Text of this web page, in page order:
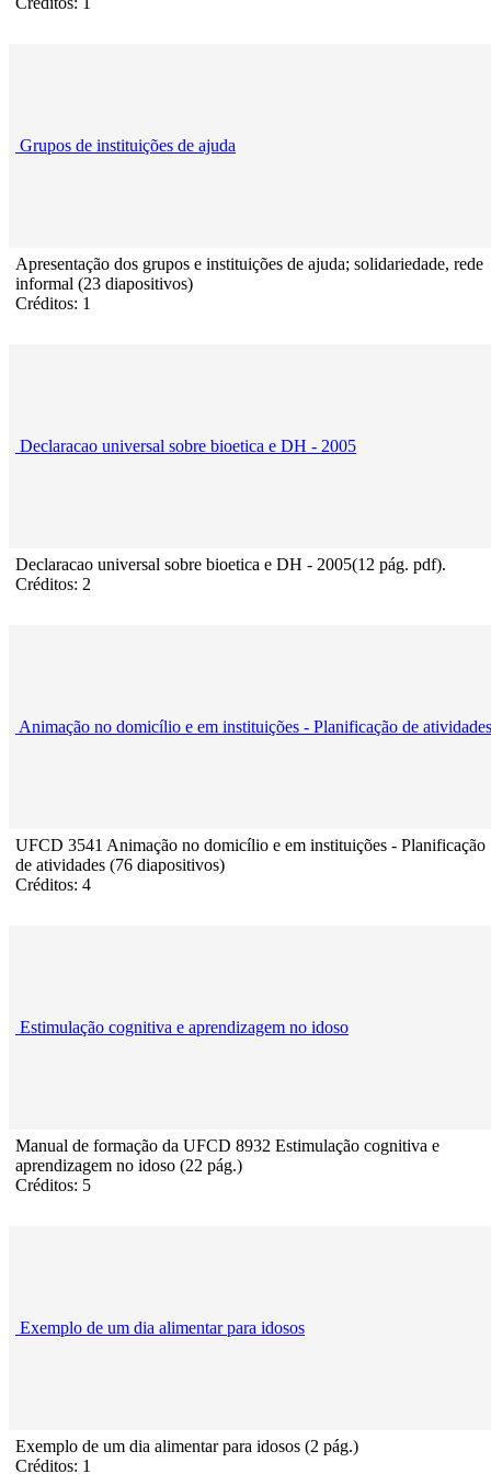
Grupos de instituições de ajuda
Apresentação dos grupos e instituições de ajuda; solidariedade, rede
informal (23 diapositivos)
Créditos: 1
Declaracao universal sobre bioetica e DH - 2005
Declaracao universal sobre bioetica e DH - 2005(12 pág. pdf).
Créditos: 2
Animação no domicílio e em instituições - Planificação de atividades
UFCD 3541 Animação no domicílio e em instituições - Planificação
de atividades (76 diapositivos)
Créditos: 4
Estimulação cognitiva e aprendizagem no idoso
Manual de formação da UFCD 8932 Estimulação cognitiva e
aprendizagem no idoso (22 pág.)
Créditos: 5
Exemplo de um dia alimentar para idosos
Exemplo de um dia alimentar para idosos (2 pág.)
Créditos: 1